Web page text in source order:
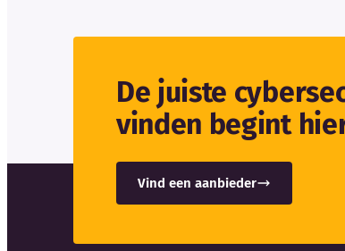
De juiste
vinden begint
Vind een aanbieder